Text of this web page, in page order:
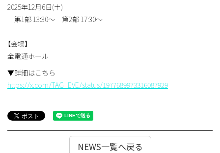
2025年12月6日(土)
第1部 13:30～ 第2部 17:30～
【会場】
全電通ホール
▼詳細はこちら
https://x.com/TAG_EVE/status/1977689973316087929
NEWS一覧へ戻る